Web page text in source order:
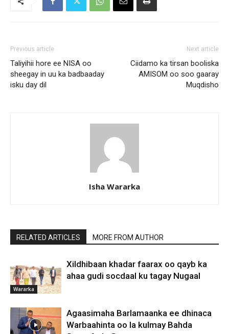
Previous article
Taliyihii hore ee NISA oo
sheegay in uu ka badbaaday
isku day dil
Next article
Ciidamo ka tirsan booliska
AMISOM oo soo gaaray
Muqdisho
Isha Wararka
RELATED ARTICLES MORE FROM AUTHOR
Wararka
Xildhibaan khadar faarax oo qayb ka
ahaa gudi socdaal ku tagay Nugaal
Agaasimaha Barlamaanka ee dhinaca
Warbaahinta oo la kulmay Bahda